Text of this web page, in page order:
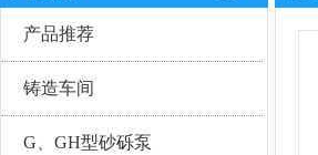
产品推荐
铸造车间
G、GH型砂砾泵